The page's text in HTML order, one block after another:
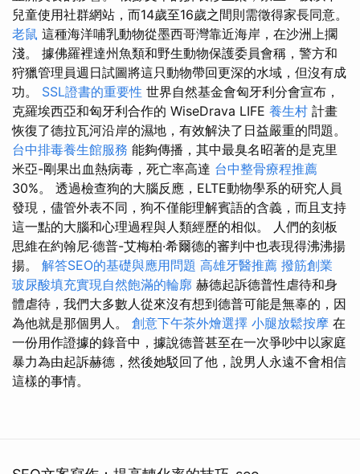
兒童使用社群網站，而14歲至16歲之間則需徵得家長同意。
老鼠 這種海洋哺乳動物從墨西哥灣靠近海岸，在沙洲上擱
淺。 據佛羅裡達州魚類和野生動物保護委員會稱，警方和
狩獵管理員週日試圖將這只動物帶回更深的水域，但沒有成
功。 SSL證書的重要性 世界自然基金會匈牙利分會宣布，
克羅埃西亞和匈牙利合作的 WiseDrava LIFE 養生村 計畫
恢復了德拉瓦河沿岸的濕地，有效解決了日益嚴重的問題。
台中排毒養生館服務 能夠傳播，其中最臭名昭著的是克里
米亞-剛果出血熱病毒，死亡率高達 台中整骨療程推薦
30%。 透過檢查狗的大腦反應，ELTE動物學系的研究人員
發現，儘管外表不同，狗不僅能理解賓語的含義，而且支持
這一點的大腦和心理過程與人類經歷的相似。 人們的刻板
思維在約翰尼·德普-艾梅柏·希爾德的審判中也表現得沸沸揚
揚。 解答SEO的基礎與應用問題 高雄牙醫推薦 撥筋創業
玻尿酸填充實現自然飽滿的輪廓 赫德起訴德普性虐待和身
體虐待，我們大多數人從來沒有想到德普可能是無辜的，因
為他就是那個男人。 創意下午茶外燴選擇 小腿放鬆按摩 在
一份用作證據的錄音中，據說德普甚至在一次爭吵中以家庭
暴力為由起訴赫德，然後她駁回了他，說男人永遠不會相信
這樣的事情。